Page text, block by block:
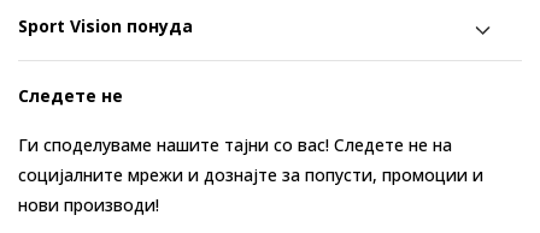
Sport Vision понуда
Следете не
Ги споделуваме нашите тајни со вас! Следете не на
социјалните мрежи и дознајте за попусти, промоции и
нови производи!